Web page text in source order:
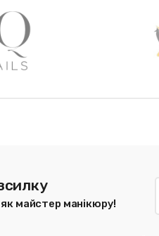
майстер манікюру!